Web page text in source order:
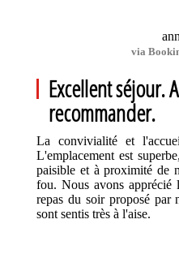
via
Excellent séjour.
recommander.
La convivialité et
L'emplacement est
paisible et à proximité de
fou. Nous avons apprécié
repas du soir proposé par
sont sentis très à l'aise.